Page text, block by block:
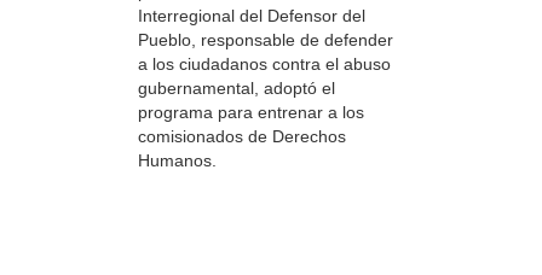
Interregional del Defensor del
Pueblo, responsable de defender
a los ciudadanos contra el abuso
gubernamental, adoptó el
programa para entrenar a los
comisionados de Derechos
Humanos.